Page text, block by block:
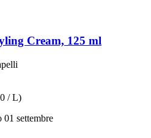
Cream, 125 ml
/ L)
01 settembre